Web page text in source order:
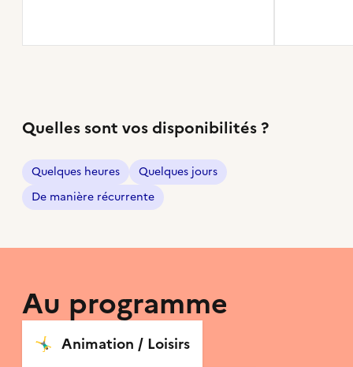
Quelles sont vos disponibilités ?
Quelques heures
Quelques jours
De manière récurrente
Au programme
🤸‍♂️ Animation / Loisirs